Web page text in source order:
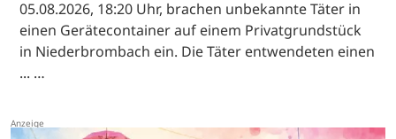
05.08.2026, 18:20 Uhr, brachen unbekannte Täter in
einen Gerätecontainer auf einem Privatgrundstück
in Niederbrombach ein. Die Täter entwendeten einen
... …